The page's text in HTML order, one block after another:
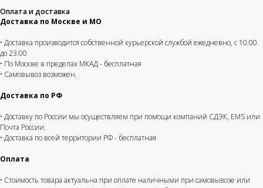
Оплата и доставка
Доставка по Москве и МО
• Доставка производится собственной курьерской службой ежедневно, с 10:00
до 23:00
• По Москве в пределах МКАД - бесплатная
• Самовывоз возможен.
Доставка по РФ
• Доставку по России мы осуществляем при помощи компаний СДЭК, EMS или
Почта России.
• Доставка по всей территории РФ - бесплатная
Оплата
• Стоимость товара актуальна при оплате наличными при самовывозе или